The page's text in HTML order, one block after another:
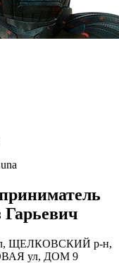
ЩЕЛКОВСКИЙ р-н,
ул, ДОМ 9